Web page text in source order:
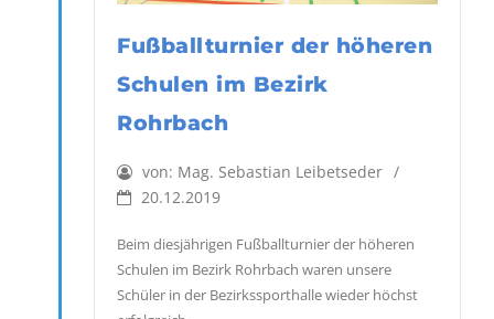
Fußballturnier der höheren
Schulen im Bezirk
Rohrbach
von: Mag. Sebastian Leibetseder
20.12.2019
Beim diesjährigen Fußballturnier der höheren
Schulen im Bezirk Rohrbach waren unsere
Schüler in der Bezirkssporthalle wieder höchst